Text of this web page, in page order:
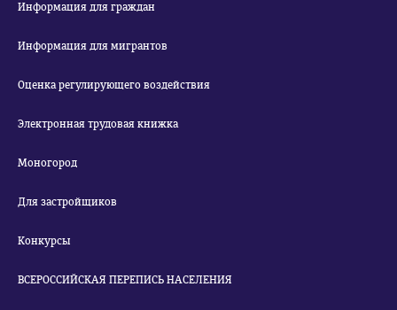
Информация для граждан
Информация для мигрантов
Оценка регулирующего воздействия
Электронная трудовая книжка
Моногород
Для застройщиков
Конкурсы
ВСЕРОССИЙСКАЯ ПЕРЕПИСЬ НАСЕЛЕНИЯ